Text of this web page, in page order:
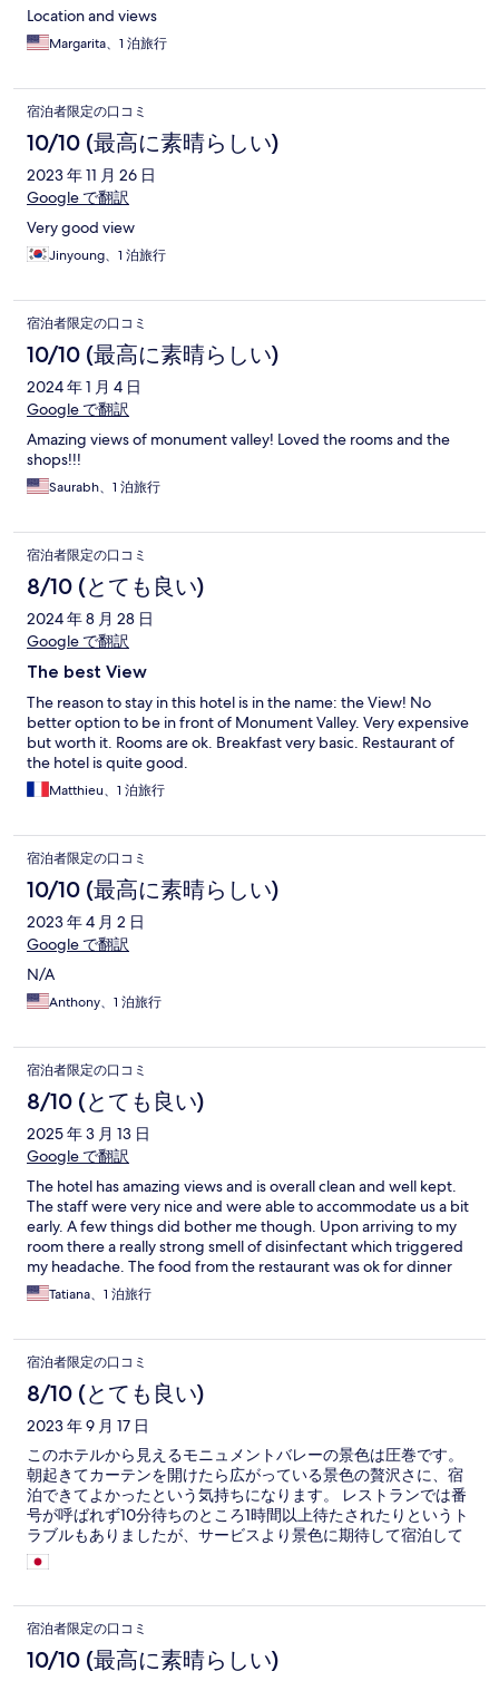
Location and views
Margarita、1 泊旅行
宿泊者限定の口コミ
10/10 (最高に素晴らしい)
2023 年 11 月 26 日
Google で翻訳
Very good view
Jinyoung、1 泊旅行
宿泊者限定の口コミ
10/10 (最高に素晴らしい)
2024 年 1 月 4 日
Google で翻訳
Amazing views of monument valley! Loved the rooms and the
shops!!!
Saurabh、1 泊旅行
宿泊者限定の口コミ
8/10 (とても良い)
2024 年 8 月 28 日
Google で翻訳
The best View
The reason to stay in this hotel is in the name: the View! No
better option to be in front of Monument Valley. Very expensive
but worth it. Rooms are ok. Breakfast very basic. Restaurant of
the hotel is quite good.
Matthieu、1 泊旅行
宿泊者限定の口コミ
10/10 (最高に素晴らしい)
2023 年 4 月 2 日
Google で翻訳
N/A
Anthony、1 泊旅行
宿泊者限定の口コミ
8/10 (とても良い)
2025 年 3 月 13 日
Google で翻訳
The hotel has amazing views and is overall clean and well kept.
The staff were very nice and were able to accommodate us a bit
early. A few things did bother me though. Upon arriving to my
room there a really strong smell of disinfectant which triggered
my headache. The food from the restaurant was ok for dinner
(we had the burger with fries, chicken tenders, and chilli) . The
free breakfast buffet was not good at all. The eggs were
anything healthier to eat besides light and fit yogurt. Everything
served in paper plates, disposable silverware and styrofoam
cups.
Tatiana、1 泊旅行
宿泊者限定の口コミ
8/10 (とても良い)
2023 年 9 月 17 日
このホテルから見えるモニュメントバレーの景色は圧巻です。
朝起きてカーテンを開けたら広がっている景色の贅沢さに、宿
泊できてよかったという気持ちになります。 レストランでは番
号が呼ばれず10分待ちのところ1時間以上待たされたりというト
ラブルもありましたが、サービスより景色に期待して宿泊して
いたので、総評して大満足です。 ラスベガスから距離はあり、
行くのは大変ですが、素晴らしいホテルだと思います。
宿泊者限定の口コミ
10/10 (最高に素晴らしい)